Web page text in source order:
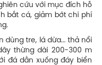
cứu với mục đích hỗ
bắt cá, giảm bớt chi phí
dùng tre, lá dừa... thả nổi
thừng dài 200-300 m
đá dằn xuống đáy biển